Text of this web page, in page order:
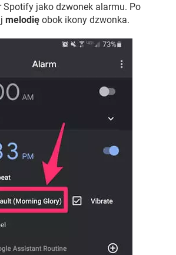
Spotify jako dzwonek alarmu. Po
melodię obok ikony dzwonka.